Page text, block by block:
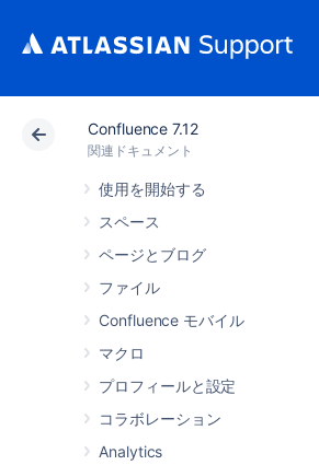
Confluence 7.12
関連ドキュメント
使用を開始する
スペース
ページとブログ
ファイル
Confluence モバイル
マクロ
プロフィールと設定
コラボレーション
Analytics
アトラシアン サポート
Confluence
Center の外部
セス プール
Confluence Data Center では、
理する独立したプロセス プールで
セス プールで、メモリや CPU を
るアクションを処理することで、
抑えることができます。これらの